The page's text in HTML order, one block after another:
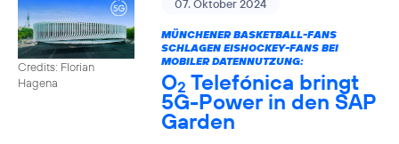
Credits: Florian
Hagena
07. Oktober 2024
MÜNCHENER BASKETBALL-FANS
SCHLAGEN EISHOCKEY-FANS BEI
MOBILER DATENNUTZUNG:
O2 Telefónica bringt
5G-Power in den SAP
Garden